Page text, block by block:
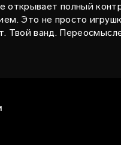
открывает полный
Это не просто
Твой ванд.